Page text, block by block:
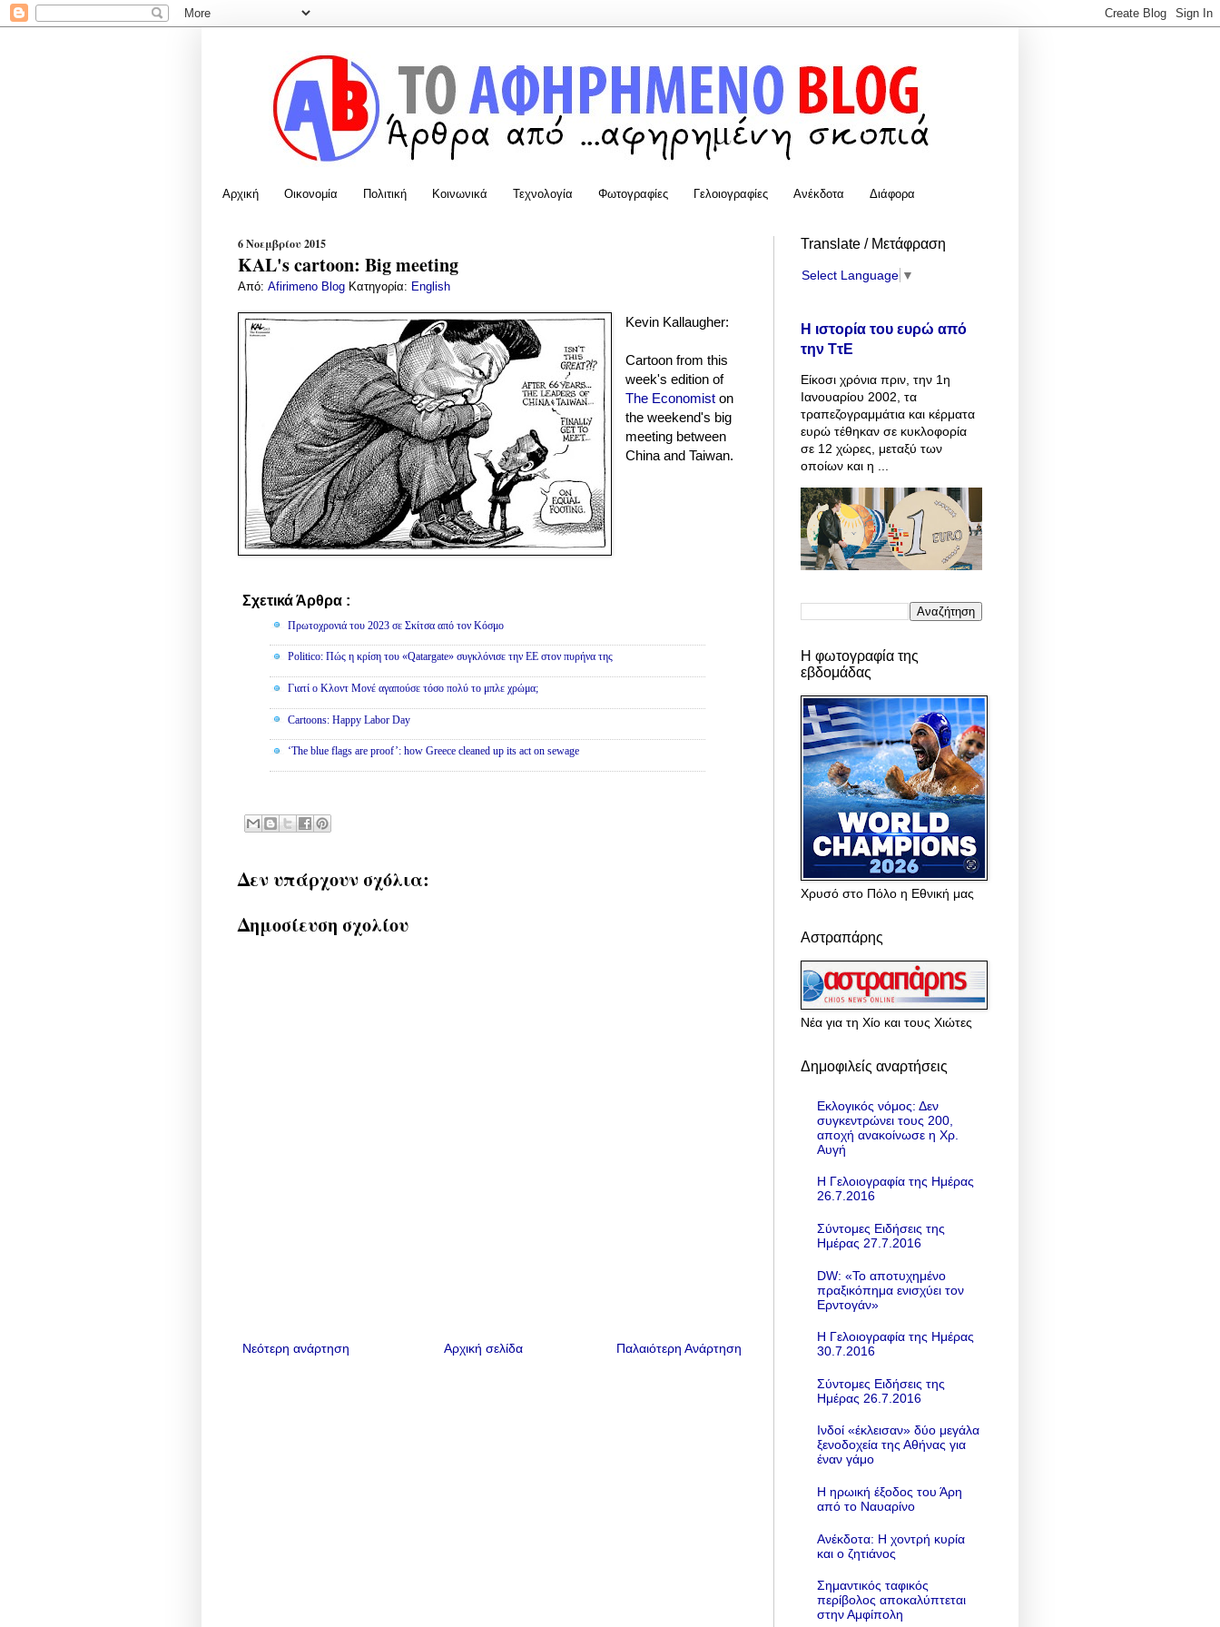
Αρχική Οικονομία Πολιτική Κοινωνικά Τεχνολογία Φωτογραφίες Γελοιογραφίες Ανέκδοτα Διάφορα
6 Νοεμβρίου 2015
KAL's cartoon: Big meeting
Από: Afirimeno Blog Κατηγορία: English
Kevin Kallaugher:
Cartoon from this
week's edition of
The Economist on
the weekend's big
meeting between
China and Taiwan.
Σχετικά Άρθρα :
Πρωτοχρονιά του 2023 σε Σκίτσα από τον Κόσμο
Politico: Πώς η κρίση του «Qatargate» συγκλόνισε την ΕΕ στον πυρήνα της
Γιατί ο Κλοντ Μονέ αγαπούσε τόσο πολύ το μπλε χρώμα;
Cartoons: Happy Labor Day
‘The blue flags are proof’: how Greece cleaned up its act on sewage
Δεν υπάρχουν σχόλια:
Δημοσίευση σχολίου
Νεότερη ανάρτηση Παλαιότερη Ανάρτηση
Αρχική σελίδα
Translate / Μετάφραση
Select Language ▼
Η ιστορία του ευρώ από
την ΤτΕ
Είκοσι χρόνια πριν, την 1η
Ιανουαρίου 2002, τα
τραπεζογραμμάτια και κέρματα
ευρώ τέθηκαν σε κυκλοφορία
σε 12 χώρες, μεταξύ των
οποίων και η ...
Η φωτογραφία της
εβδομάδας
Χρυσό στο Πόλο η Εθνική μας
Αστραπάρης
Νέα για τη Χίο και τους Χιώτες
Δημοφιλείς αναρτήσεις
Εκλογικός νόμος: Δεν
συγκεντρώνει τους 200,
αποχή ανακοίνωσε η Χρ.
Αυγή
Η Γελοιογραφία της Ημέρας
26.7.2016
Σύντομες Ειδήσεις της
Ημέρας 27.7.2016
DW: «To αποτυχημένο
πραξικόπημα ενισχύει τον
Ερντογάν»
Η Γελοιογραφία της Ημέρας
30.7.2016
Σύντομες Ειδήσεις της
Ημέρας 26.7.2016
Ινδοί «έκλεισαν» δύο μεγάλα
ξενοδοχεία της Αθήνας για
έναν γάμο
Η ηρωική έξοδος του Άρη
από το Ναυαρίνο
Ανέκδοτα: Η χοντρή κυρία
και ο ζητιάνος
Σημαντικός ταφικός
περίβολος αποκαλύπτεται
στην Αμφίπολη